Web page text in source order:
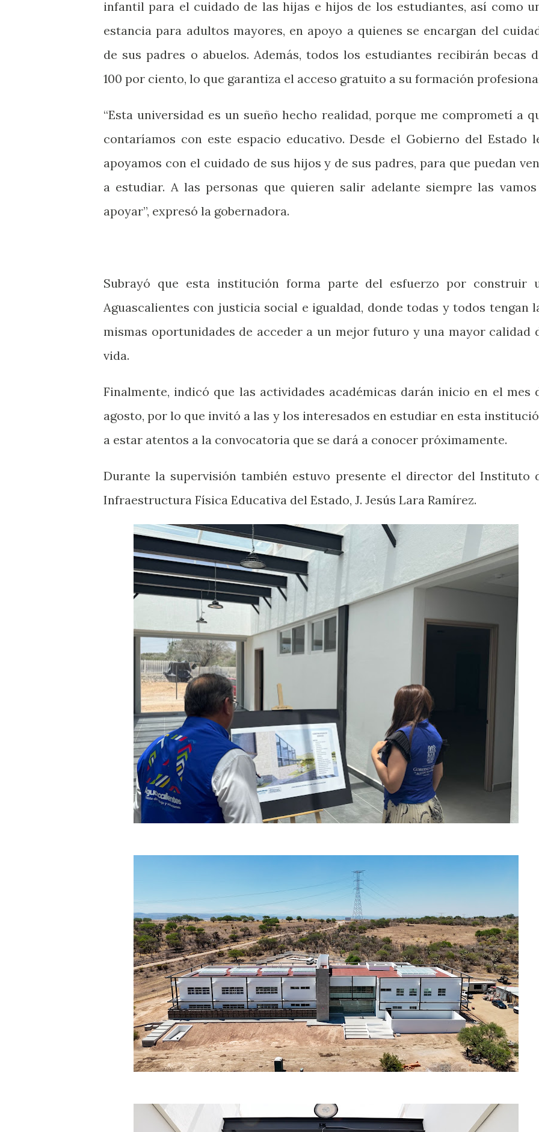
infantil para el cuidado de las hijas e hijos de los estudiantes, así como
estancia para adultos mayores, en apoyo a quienes se encargan del
de sus padres o abuelos. Además, todos los estudiantes recibirán becas
100 por ciento, lo que garantiza el acceso gratuito a su formación
“Esta universidad es un sueño hecho realidad, porque me comprometí a
contaríamos con este espacio educativo. Desde el Gobierno del Estado
apoyamos con el cuidado de sus hijos y de sus padres, para que puedan
a estudiar. A las personas que quieren salir adelante siempre las
apoyar”, expresó la gobernadora.
Subrayó que esta institución forma parte del esfuerzo por construir
Aguascalientes con justicia social e igualdad, donde todas y todos tengan
mismas oportunidades de acceder a un mejor futuro y una mayor calidad
vida.
Finalmente, indicó que las actividades académicas darán inicio en el mes
agosto, por lo que invitó a las y los interesados en estudiar en esta
a estar atentos a la convocatoria que se dará a conocer próximamente.
Durante la supervisión también estuvo presente el director del Instituto
Infraestructura Física Educativa del Estado, J. Jesús Lara Ramírez.